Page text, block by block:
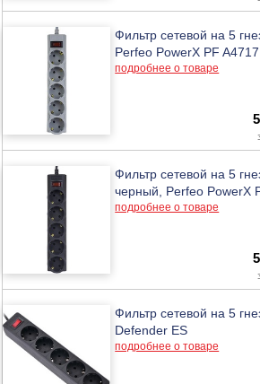
Фильтр сетевой на 5
Perfeo PowerX PF A4717
подробнее о товаре
Фильтр сетевой на 5
черный, Perfeo PowerX
подробнее о товаре
Фильтр сетевой на 5
Defender ES
подробнее о товаре